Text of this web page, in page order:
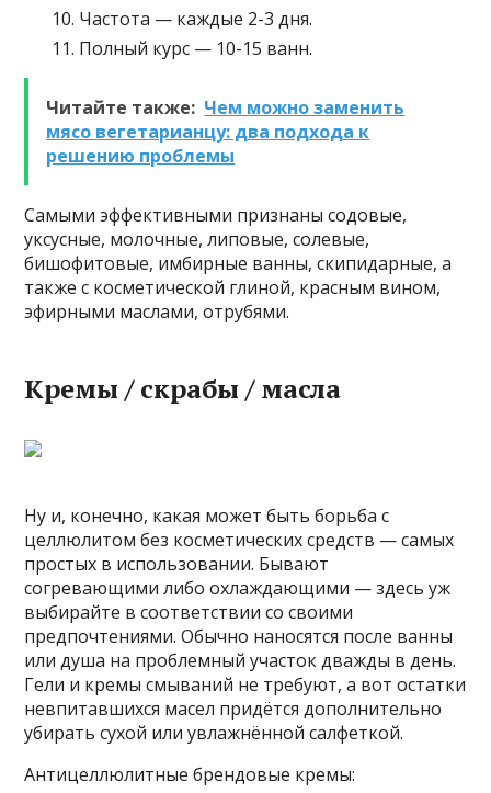
Частота — каждые 2-3 дня.
Полный курс — 10-15 ванн.
Читайте также: Чем можно заменить
мясо вегетарианцу: два подхода к
решению проблемы
Самыми эффективными признаны содовые,
уксусные, молочные, липовые, солевые,
бишофитовые, имбирные ванны, скипидарные, а
также с косметической глиной, красным вином,
эфирными маслами, отрубями.
Кремы / скрабы / масла
Ну и, конечно, какая может быть борьба с
целлюлитом без косметических средств — самых
простых в использовании. Бывают
согревающими либо охлаждающими — здесь уж
выбирайте в соответствии со своими
предпочтениями. Обычно наносятся после ванны
или душа на проблемный участок дважды в день.
Гели и кремы смываний не требуют, а вот остатки
невпитавшихся масел придётся дополнительно
убирать сухой или увлажнённой салфеткой.
Антицеллюлитные брендовые кремы: